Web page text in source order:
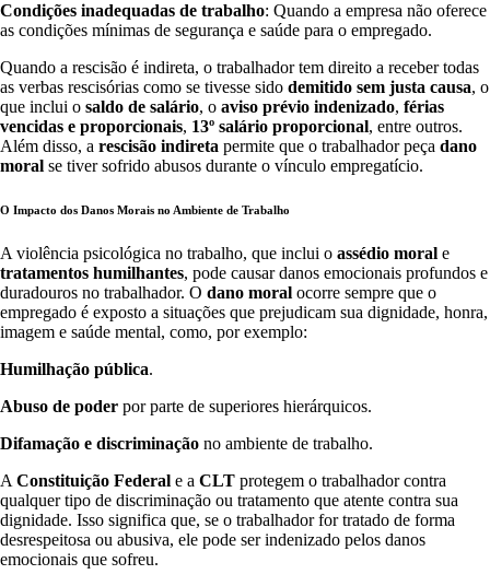
Condições inadequadas de trabalho: Quando a empresa não oferece
as condições mínimas de segurança e saúde para o empregado.
Quando a rescisão é indireta, o trabalhador tem direito a receber todas
as verbas rescisórias como se tivesse sido demitido sem justa causa, o
que inclui o saldo de salário, o aviso prévio indenizado, férias
vencidas e proporcionais, 13º salário proporcional, entre outros.
Além disso, a rescisão indireta permite que o trabalhador peça dano
moral se tiver sofrido abusos durante o vínculo empregatício.
O Impacto dos Danos Morais no Ambiente de Trabalho
A violência psicológica no trabalho, que inclui o assédio moral e
tratamentos humilhantes, pode causar danos emocionais profundos e
duradouros no trabalhador. O dano moral ocorre sempre que o
empregado é exposto a situações que prejudicam sua dignidade, honra,
imagem e saúde mental, como, por exemplo:
Humilhação pública.
Abuso de poder por parte de superiores hierárquicos.
Difamação e discriminação no ambiente de trabalho.
A Constituição Federal e a CLT protegem o trabalhador contra
qualquer tipo de discriminação ou tratamento que atente contra sua
dignidade. Isso significa que, se o trabalhador for tratado de forma
desrespeitosa ou abusiva, ele pode ser indenizado pelos danos
emocionais que sofreu.